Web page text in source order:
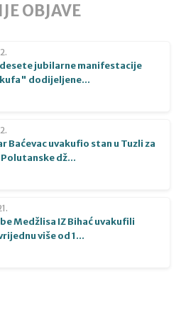
OBJAVE
jubilarne manifestacije
dodijeljene...
Baćevac uvakufio stan u Tuzli za
dž...
Medžlisa IZ Bihać uvakufili
više od 1...